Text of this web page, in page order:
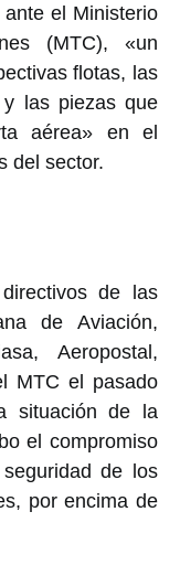
el Ministerio
(MTC), «un
flotas, las
y las piezas que
aérea» en el
del sector.
de las
de Aviación,
Aeropostal,
MTC el pasado
situación de la
el compromiso
de los
por encima de